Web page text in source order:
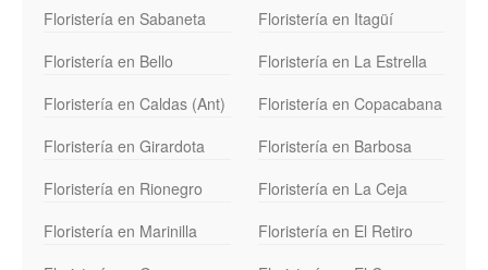
Floristería en Sabaneta
Floristería en Itagüí
Floristería en Bello
Floristería en La Estrella
Floristería en Caldas (Ant)
Floristería en Copacabana
Floristería en Girardota
Floristería en Barbosa
Floristería en Rionegro
Floristería en La Ceja
Floristería en Marinilla
Floristería en El Retiro